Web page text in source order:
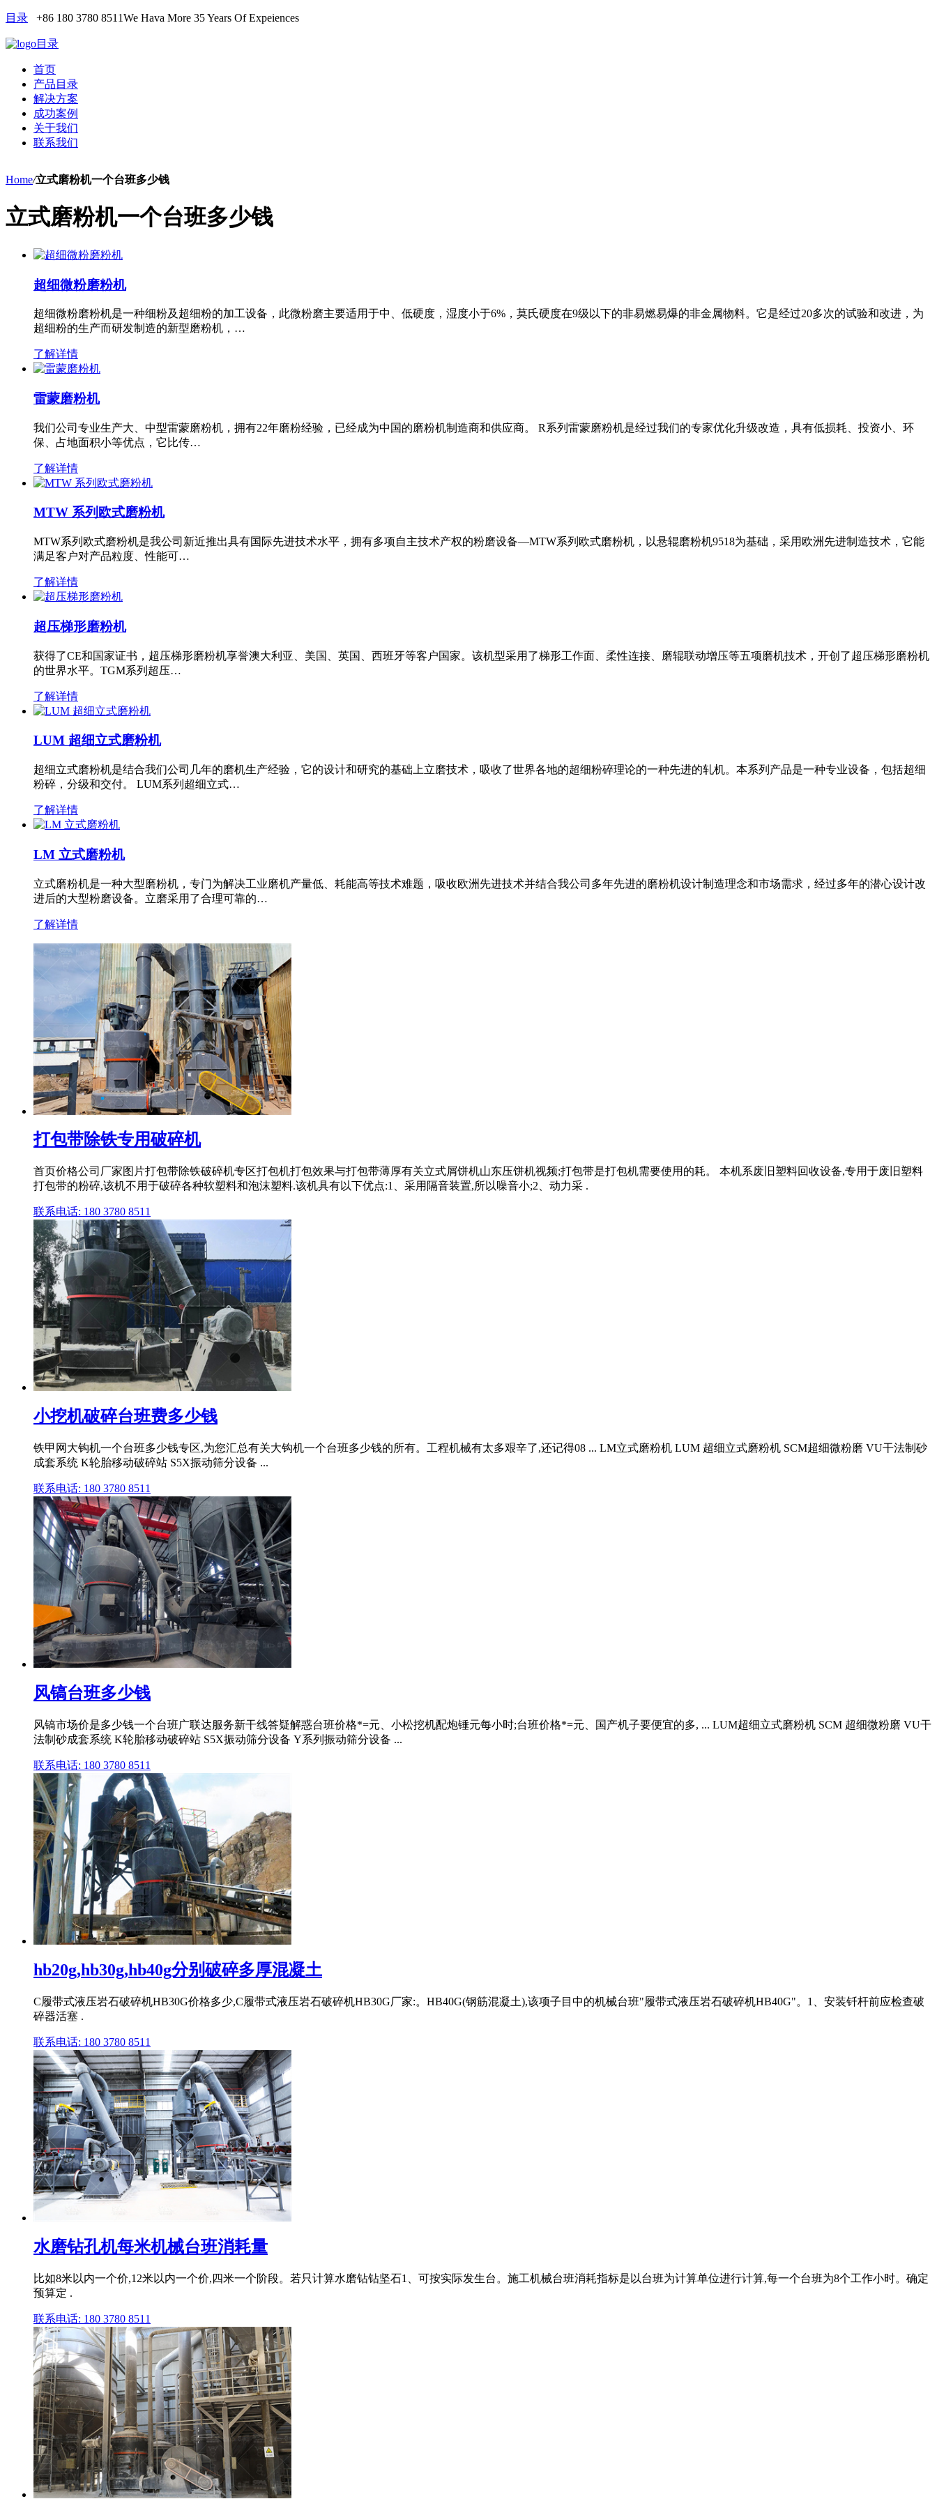
目录 +86 180 3780 8511We Hava More 35 Years Of Expeiences
目录
首页
产品目录
解决方案
成功案例
关于我们
联系我们
Home/立式磨粉机一个台班多少钱
立式磨粉机一个台班多少钱
超细微粉磨粉机
超细微粉磨粉机是一种细粉及超细粉的加工设备，此微粉磨主要适用于中、低硬度，湿度小于6%，莫氏硬度在9级以下的非易燃易爆的非金属物料。它是经过20多次的试验和改进，为
超细粉的生产而研发制造的新型磨粉机，…
了解详情
雷蒙磨粉机
我们公司专业生产大、中型雷蒙磨粉机，拥有22年磨粉经验，已经成为中国的磨粉机制造商和供应商。 R系列雷蒙磨粉机是经过我们的专家优化升级改造，具有低损耗、投资小、环
保、占地面积小等优点，它比传…
了解详情
MTW 系列欧式磨粉机
MTW系列欧式磨粉机是我公司新近推出具有国际先进技术水平，拥有多项自主技术产权的粉磨设备—MTW系列欧式磨粉机，以悬辊磨粉机9518为基础，采用欧洲先进制造技术，它能
满足客户对产品粒度、性能可…
了解详情
超压梯形磨粉机
获得了CE和国家证书，超压梯形磨粉机享誉澳大利亚、美国、英国、西班牙等客户国家。该机型采用了梯形工作面、柔性连接、磨辊联动增压等五项磨机技术，开创了超压梯形磨粉机
的世界水平。TGM系列超压…
了解详情
LUM 超细立式磨粉机
超细立式磨粉机是结合我们公司几年的磨机生产经验，它的设计和研究的基础上立磨技术，吸收了世界各地的超细粉碎理论的一种先进的轧机。本系列产品是一种专业设备，包括超细
粉碎，分级和交付。 LUM系列超细立式…
了解详情
LM 立式磨粉机
立式磨粉机是一种大型磨粉机，专门为解决工业磨机产量低、耗能高等技术难题，吸收欧洲先进技术并结合我公司多年先进的磨粉机设计制造理念和市场需求，经过多年的潜心设计改
进后的大型粉磨设备。立磨采用了合理可靠的…
了解详情
打包带除铁专用破碎机
首页价格公司厂家图片打包带除铁破碎机专区打包机打包效果与打包带薄厚有关立式屑饼机山东压饼机视频;打包带是打包机需要使用的耗。 本机系废旧塑料回收设备,专用于废旧塑料
打包带的粉碎,该机不用于破碎各种软塑料和泡沫塑料.该机具有以下优点:1、采用隔音装置,所以噪音小;2、动力采 .
联系电话: 180 3780 8511
小挖机破碎台班费多少钱
铁甲网大钩机一个台班多少钱专区,为您汇总有关大钩机一个台班多少钱的所有。工程机械有太多艰辛了,还记得08 ... LM立式磨粉机 LUM 超细立式磨粉机 SCM超细微粉磨 VU干法制砂
成套系统 K轮胎移动破碎站 S5X振动筛分设备 ...
联系电话: 180 3780 8511
风镐台班多少钱
风镐市场价是多少钱一个台班广联达服务新干线答疑解惑台班价格*=元、小松挖机配炮锤元每小时;台班价格*=元、国产机子要便宜的多, ... LUM超细立式磨粉机 SCM 超细微粉磨 VU干
法制砂成套系统 K轮胎移动破碎站 S5X振动筛分设备 Y系列振动筛分设备 ...
联系电话: 180 3780 8511
hb20g,hb30g,hb40g分别破碎多厚混凝土
C履带式液压岩石破碎机HB30G价格多少,C履带式液压岩石破碎机HB30G厂家:。HB40G(钢筋混凝土),该项子目中的机械台班"履带式液压岩石破碎机HB40G"。1、安装钎杆前应检查破
碎器活塞 .
联系电话: 180 3780 8511
水磨钻孔机每米机械台班消耗量
比如8米以内一个价,12米以内一个价,四米一个阶段。若只计算水磨钻钻坚石1、可按实际发生台。施工机械台班消耗指标是以台班为计算单位进行计算,每一个台班为8个工作小时。确定
预算定 .
联系电话: 180 3780 8511